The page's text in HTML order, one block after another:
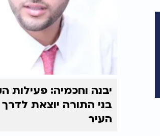
יבנה וחכמיה: פעילות
בני התורה יוצאת לדרך
העיר